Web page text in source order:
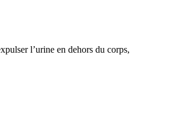
l’urine en dehors du corps,